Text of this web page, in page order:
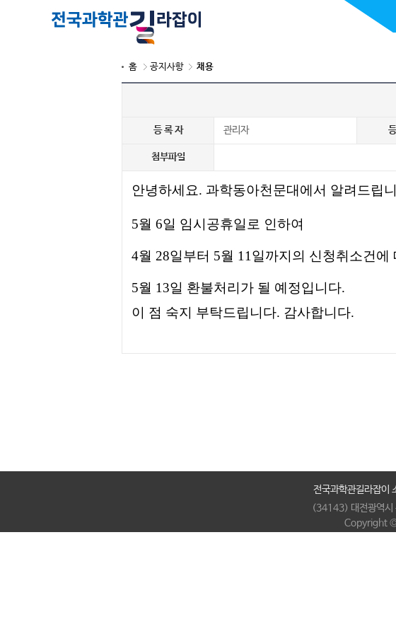
홈 공지사항 채용
등 록 자 관리자
첨부파일
안녕하세요. 과학동아천문대에서 알려드립
5월 6일 임시공휴일로 인하여
4월 28일부터 5월 11일까지의 신청취소건에
5월 13일 환불처리가 될 예정입 니다.
이 점 숙지 부탁드립니다. 감사합니다.
전국과학관길라잡이
(34143) 대전광역
Copyright